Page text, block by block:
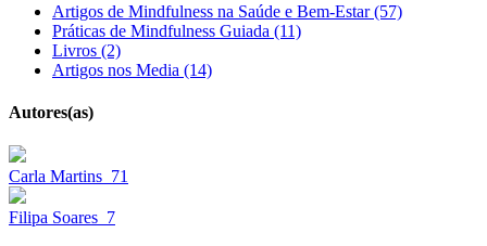
Artigos de Mindfulness na Saúde e Bem-Estar (57)
Práticas de Mindfulness Guiada (11)
Livros (2)
Artigos nos Media (14)
Autores(as)
Carla Martins 71
Filipa Soares 7